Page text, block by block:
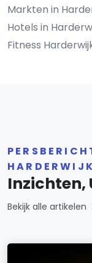
Markten in
Hotels in
Fitness
HARDERWIJK
Inzichten,
Bekijk alle artikelen